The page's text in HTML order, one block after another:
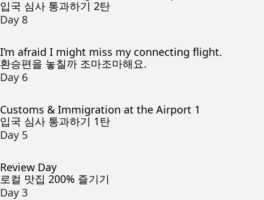
입국 심사 통과하기 2탄
Day 8
I’m afraid I might miss my connecting flight.
환승편을 놓칠까 조마조마해요.
Day 6
Customs & Immigration at the Airport 1
입국 심사 통과하기 1탄
Day 5
Review Day
로컬 맛집 200% 즐기기
Day 3